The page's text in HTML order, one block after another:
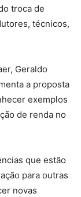
troca de
técnicos,
Geraldo
a proposta
exemplos
de renda no
que estão
para outras
novas